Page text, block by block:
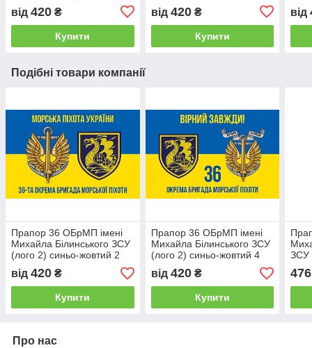
від 420 ₴
Купити
від 420₴
Купити
від
Подібні товари компанії
Прапор 36 ОБрМП імені
Михайла Білинського ЗСУ
(лого 2) синьо-жовтий 2
від 420 ₴
Купити
Прапор 36 ОБрМП імені
Михайла Білинського ЗСУ
(лого 2) синьо-жовтий 4
«Вірний завжди!»
від 420₴
Купити
ЗСУ
476
Про нас